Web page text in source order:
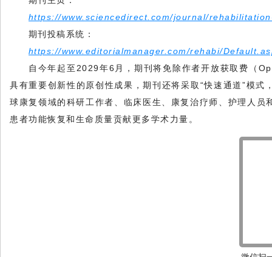
https://www.sciencedirect.com/journal/
期刊投稿系统：
https://www.editorialmanager.com/rehabi/
自今年起至2029年6月，期刊将免除作者开放获取费（
具有重要创新性的原创性成果，期刊还将采取“快速通道”模
球康复领域的科研工作者、临床医生、康复治疗师、护理人
患者功能恢复和生命质量贡献更多学术力量。